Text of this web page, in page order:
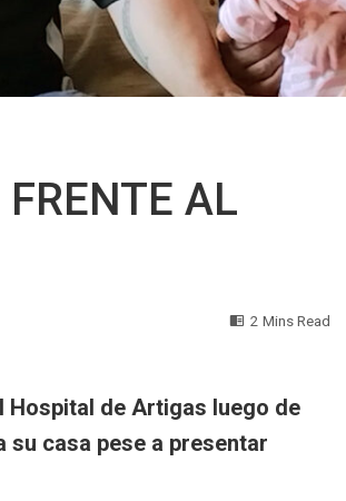
AL
2 Mins Read
Hospital de Artigas luego de
su casa pese a presentar